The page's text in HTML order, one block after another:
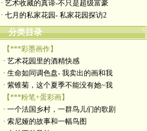
目录中标注星号的为本人艺术原创
· 艺术收藏的真谛-不只是超级富豪
· 七月的私家花园- 私家花园探访2
分类目录
【***彩墨画作】
· 艺术花园里的酒精快感
· 生命如同调色盘- 我卖出的画和我
· 紫锥菊，这个夏季不能没有她~我
【***粉笔+蛋彩画】
· 一个法国乡村，一群鸟儿们的歌剧
· 索尼娅的故事和一幅鸟图